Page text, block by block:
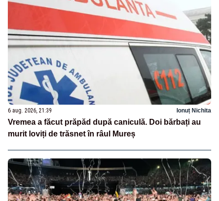
6 aug. 2026, 21:39 Ionuț Nichita
Vremea a făcut prăpăd după caniculă. Doi bărbați au
murit loviți de trăsnet în râul Mureș